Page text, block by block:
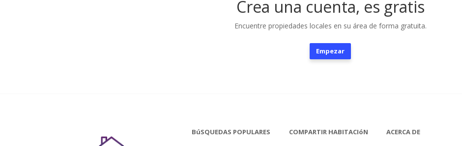
Crea una cuenta, es gratis
Encuentre propiedades locales en su área de forma gratuita.
Empezar
BúSQUEDAS POPULARES COMPARTIR HABITACIóN ACERCA DE